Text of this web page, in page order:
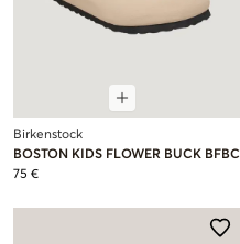
Birkenstock
BOSTON KIDS FLOWER BUCK BFBC
75 €